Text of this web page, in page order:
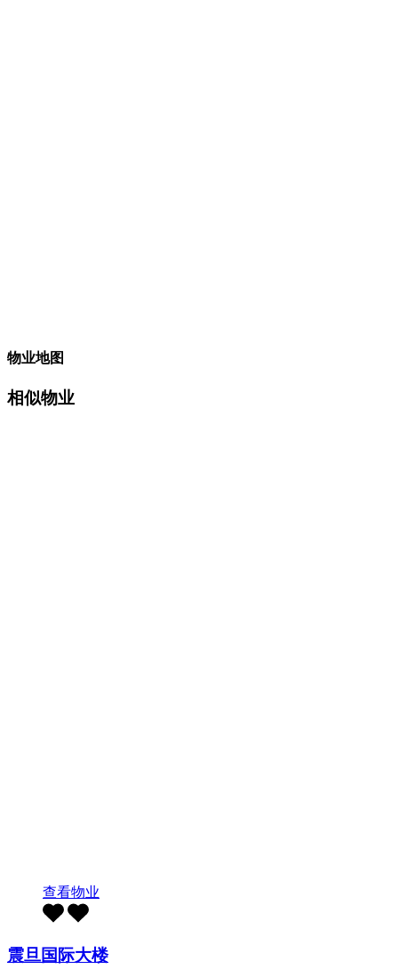
物业地图
相似物业
查看物业
震旦国际大楼